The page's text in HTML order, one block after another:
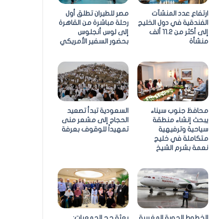
ارتفاع عدد المنشآت
الفندقية في دول الخليج
إلى أكثر من 11.2 ألف
منشأة
مصر للطيران تطلق أول
رحلة مباشرة من القاهرة
إلى لوس أنجلوس
بحضور السفير الأمريكي
محافظ جنوب سيناء
يبحث إنشاء منطقة
سياحية وترفيهية
متكاملة في خليج
نعمة بشرم الشيخ
السعودية تبدأ تصعيد
الحجاج إلى مشعر منى
تمهيداً للوقوف بعرفة